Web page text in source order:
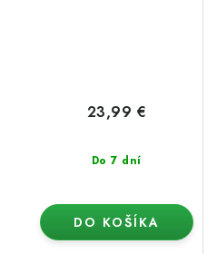
Do 7 dní
23,99 €
DO KOŠÍKA